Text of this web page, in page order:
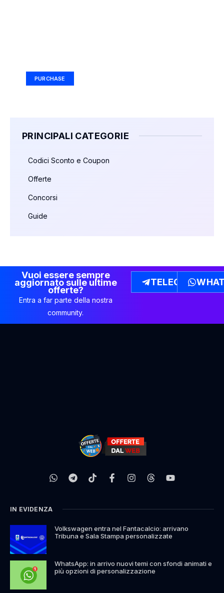
PURCHASE
PRINCIPALI CATEGORIE
Codici Sconto e Coupon
Offerte
Concorsi
Guide
Vuoi essere sempre
aggiornato sulle ultime
offerte?
Entra a far parte della nostra
community.
TELEGRAM
IN EVIDENZA
Volkswagen entra nel Fantacalcio: arrivano
Tribuna e Sala Stampa personalizzate
WhatsApp: in arrivo nuovi temi con sfondi animati e
più opzioni di personalizzazione